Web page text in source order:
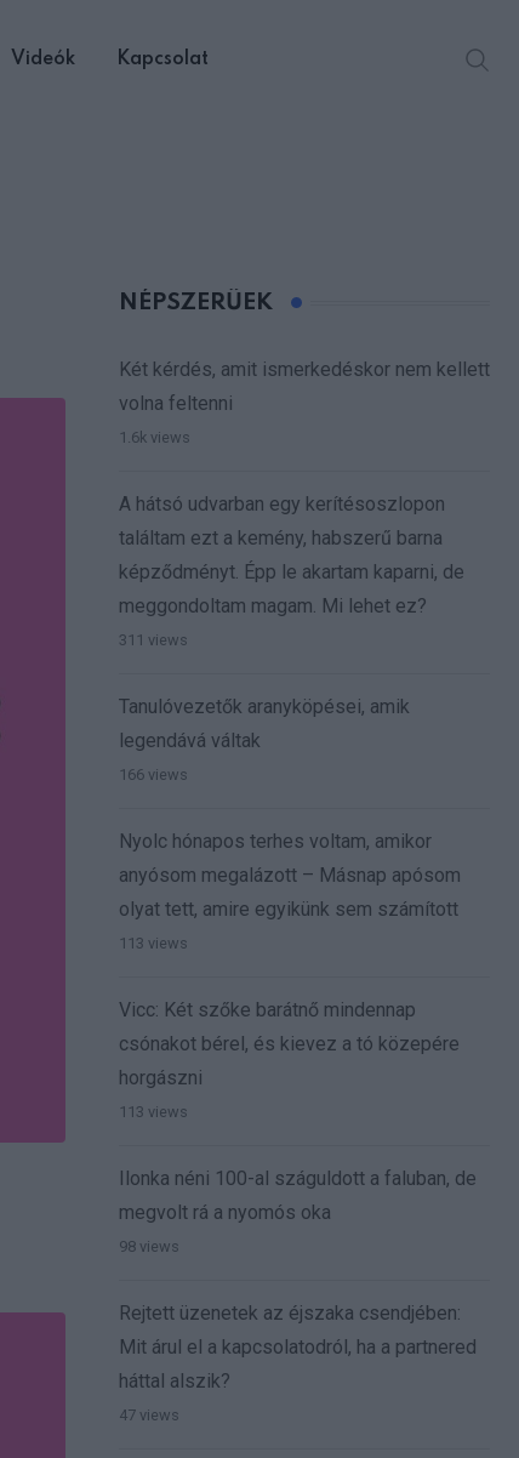
Videók Kapcsolat
NÉPSZERŰEK
Két kérdés, amit ismerkedéskor nem kellett
volna feltenni
1.6k views
A hátsó udvarban egy kerítésoszlopon
találtam ezt a kemény, habszerű barna
képződményt. Épp le akartam kaparni, de
meggondoltam magam. Mi lehet ez?
311 views
Tanulóvezetők aranyköpései, amik
legendává váltak
166 views
Nyolc hónapos terhes voltam, amikor
anyósom megalázott – Másnap apósom
olyat tett, amire egyikünk sem számított
113 views
Vicc: Két szőke barátnő mindennap
csónakot bérel, és kievez a tó közepére
horgászni
113 views
Ilonka néni 100-al száguldott a faluban, de
megvolt rá a nyomós oka
98 views
Rejtett üzenetek az éjszaka csendjében:
Mit árul el a kapcsolatodról, ha a partnered
háttal alszik?
47 views